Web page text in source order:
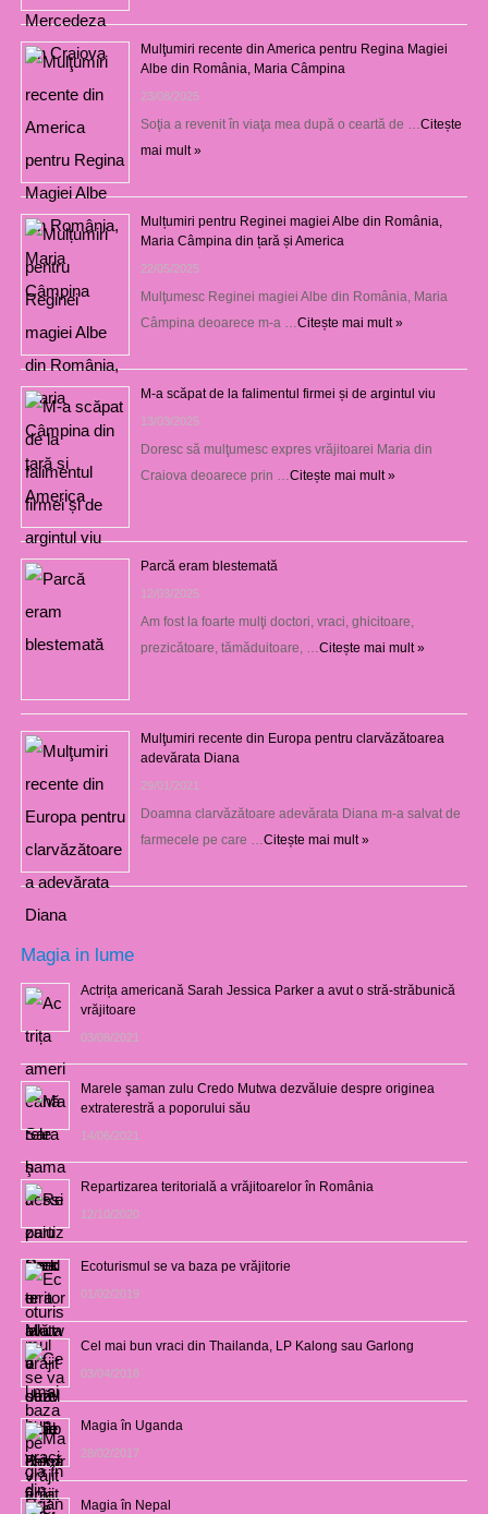
Mulţumiri recente din America pentru Regina Magiei
Albe din România, Maria Câmpina
23/08/2025
Soţia a revenit în viaţa mea după o ceartă de … Citește
mai mult »
Mulțumiri pentru Reginei magiei Albe din România,
Maria Câmpina din țară și America
22/05/2025
Mulţumesc Reginei magiei Albe din România, Maria
Câmpina deoarece m-a … Citește mai mult »
M-a scăpat de la falimentul firmei și de argintul viu
13/03/2025
Doresc să mulţumesc expres vrăjitoarei Maria din
Craiova deoarece prin … Citește mai mult »
Parcă eram blestemată
12/03/2025
Am fost la foarte mulţi doctori, vraci, ghicitoare,
prezicătoare, tămăduitoare, … Citește mai mult »
Mulţumiri recente din Europa pentru clarvăzătoarea
adevărata Diana
29/01/2021
Doamna clarvăzătoare adevărata Diana m-a salvat de
farmecele pe care … Citește mai mult »
Magia in lume
Actrița americană Sarah Jessica Parker a avut o stră-străbunică
vrăjitoare
03/08/2021
Marele şaman zulu Credo Mutwa dezvăluie despre originea
extraterestră a poporului său
14/06/2021
Repartizarea teritorială a vrăjitoarelor în România
12/10/2020
Ecoturismul se va baza pe vrăjitorie
01/02/2019
Cel mai bun vraci din Thailanda, LP Kalong sau Garlong
03/04/2018
Magia în Uganda
28/02/2017
Magia în Nepal